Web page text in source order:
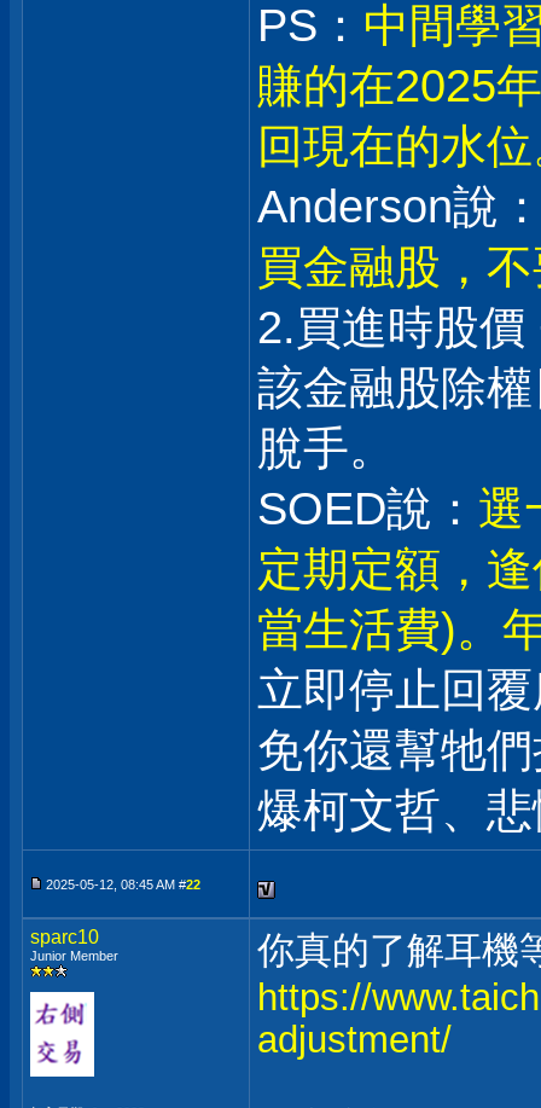
PS： 中間學
賺的在2025
回現在的水
Anderson說
買金融股，
2.買進時股
該金融股除
脫手。
SOED說： 選
定期定額，
當生活費)。
立即停止回
免你還幫牠
爆柯文哲、
2025-05-12, 08:45 AM #22
sparc10
Junior Member
你真的了解耳機
https://
adjustment/